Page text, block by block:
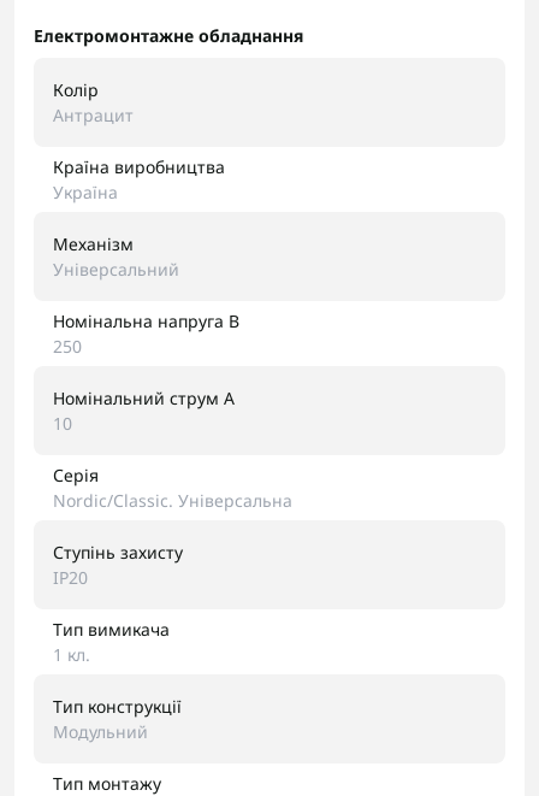
Електромонтажне обладнання
Колір
Антрацит
Країна виробництва
Україна
Механізм
Універсальний
Номінальна напруга В
250
Номінальний струм А
10
Серія
Nordic/Classic. Універсальна
Ступінь захисту
IP20
Тип вимикача
1 кл.
Тип конструкції
Модульний
Тип монтажу